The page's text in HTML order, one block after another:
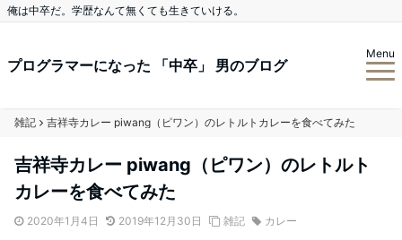
俺は中卒だ。学歴なんて無くても生きていける。
プログラマーになった 「中卒」 男のブログ
Menu
雑記 吉祥寺カレー piwang（ピワン）のレトルトカレーを食べてみた
吉祥寺カレー piwang（ピワン）のレトルト
カレーを食べてみた
2020年1月4日 2019年12月30日 雑記 カレー